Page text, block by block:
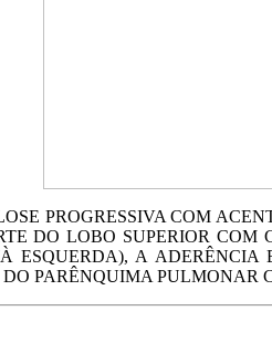
PROGRESSIVA COM
DO LOBO SUPERIOR
ESQUERDA), A
PARÊNQUIMA PULMONAR